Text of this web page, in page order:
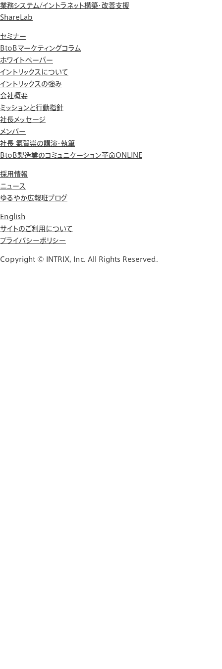
業務システム/イントラネット構築・改善支援
ShareLab
セミナー
BtoBマーケティングコラム
ホワイトペーパー
イントリックスについて
イントリックスの強み
会社概要
ミッションと行動指針
社長メッセージ
メンバー
社長 氣賀崇の講演・執筆
BtoB製造業のコミュニケーション革命ONLINE
採用情報
ニュース
ゆるやか広報班ブログ
English
サイトのご利用について
プライバシーポリシー
Copyright © INTRIX, Inc. All Rights Reserved.